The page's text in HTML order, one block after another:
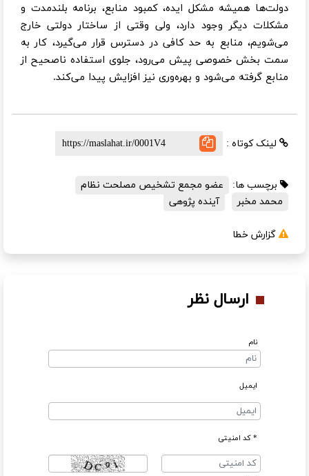
دولت‌ها همیشه مشکل ایده، کمبود منابع، برنامه بلندمدت و
مشکلات دیگر وجود دارد، ولی وقتی از ساختار دولتی خارج
می‌شویم، منابع به حد کافی در دسترس قرار می‌گیرد، کار به
سمت بخش خصوصی پیش می‌رود، جلوی استفاده ناصحیح از
منابع گرفته می‌شود و بهره‌وری نیز افزایش پیدا می‌کند.
لینک کوتاه :
برچسب ها:
عضو مجمع تشخیص مصلحت نظام
محمد مخبر
آینده پژوهی
گزارش خطا
ارسال نظر
نام
ایمیل
* کد امنیتی